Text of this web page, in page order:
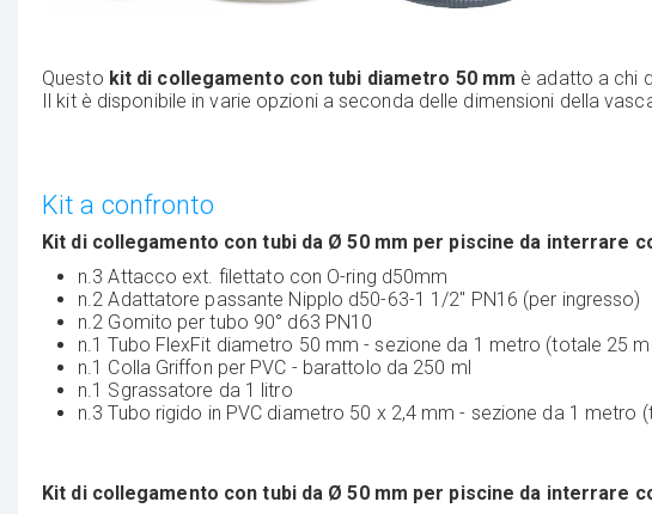
Questo kit di collegamento con tubi diametro 50 mm è adatto a chi
Il kit è disponibile in varie opzioni a seconda delle dimensioni della
Kit a confronto
Kit di collegamento con tubi da Ø 50 mm per piscine da interrare
n.3 Attacco ext. filettato con O-ring d50mm
n.2 Adattatore passante Nipplo d50-63-1 1/2'' PN16 (per ingresso)
n.2 Gomito per tubo 90° d63 PN10
n.1 Tubo FlexFit diametro 50 mm - sezione da 1 metro (totale 25
n.1 Colla Griffon per PVC - barattolo da 250 ml
n.1 Sgrassatore da 1 litro
n.3 Tubo rigido in PVC diametro 50 x 2,4 mm - sezione da 1 metro
Kit di collegamento con tubi da Ø 50 mm per piscine da interrare